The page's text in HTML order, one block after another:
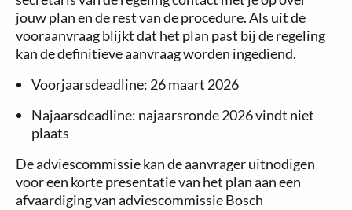
jouw plan en de rest van de procedure. Als uit de
vooraanvraag blijkt dat het plan past bij de regeling
kan de definitieve aanvraag worden ingediend.
Voorjaarsdeadline: 26 maart 2026
Najaarsdeadline: najaarsronde 2026 vindt niet
plaats
De adviescommissie kan de aanvrager uitnodigen
voor een korte presentatie van het plan aan een
afvaardiging van adviescommissie Bosch